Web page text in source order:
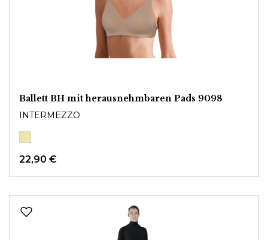
Ballett BH mit herausnehmbaren Pads 9098
INTERMEZZO
22,90 €